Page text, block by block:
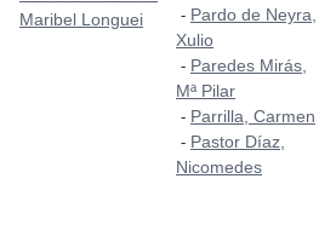
Maribel Longuei
- Pardo de Neyra,
Xulio
- Paredes Mirás,
Mª Pilar
- Parrilla, Carmen
- Pastor Díaz,
Nicomedes